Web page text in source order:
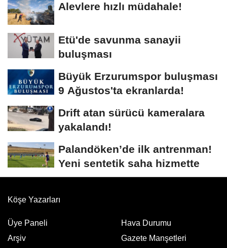
Alevlere hızlı müdahale!
Etü'de savunma sanayii
buluşması
Büyük Erzurumspor buluşması
9 Ağustos'ta ekranlarda!
Drift atan sürücü kameralara
yakalandı!
Palandöken’de ilk antrenman!
Yeni sentetik saha hizmette
Köşe Yazarları
Üye Paneli
Arşiv
Hava Durumu
Gazete Manşetleri